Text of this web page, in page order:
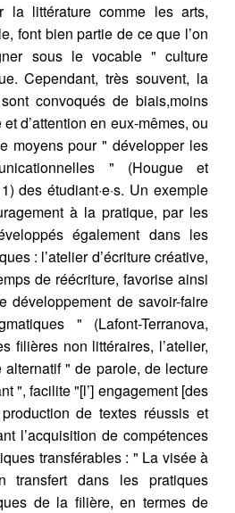
la littérature comme les arts,
font bien partie de ce que l’on
sous le vocable " culture
Cependant, très souvent, la
convoqués de biais,moins
d’attention en eux-mêmes, ou
moyens pour " développer les
" (Hougue et
des étudiant·e·s. Un exemple
à la pratique, par les
également dans les
: l’atelier d’écriture créative,
de réécriture, favorise ainsi
de savoir-faire
" (Lafont-Terranova,
filières non littéraires, l’atelier,
" de parole, de lecture
", facilite "[l’] engagement [des
de textes réussis et
l’acquisition de compétences
transférables : " La visée à
transfert dans les pratiques
de la filière, en termes de